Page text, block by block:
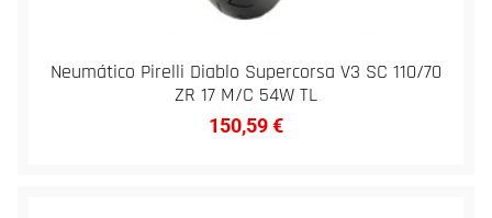
Neumático Pirelli Diablo Supercorsa V3 SC 110/70
ZR 17 M/C 54W TL
150,59€